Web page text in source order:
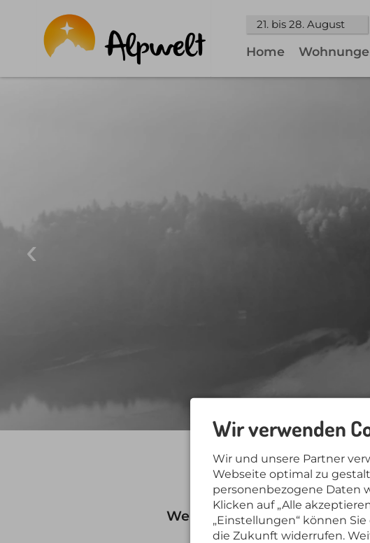
21. bis 28. August
Home
Den
Wenn die Blätter fallen und
Wir verwenden
Wir und unsere Partner
Webseite optimal zu
personenbezogene Daten
Klicken auf „Alle
„Einstellungen“ können
die Zukunft widerrufen.